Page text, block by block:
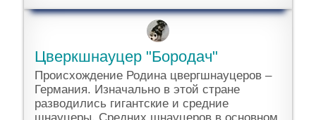
Цверкшнауцер "Бородач"
Происхождение Родина цвергшнауцеров –
Германия. Изначально в этой стране
разводились гигантские и средние